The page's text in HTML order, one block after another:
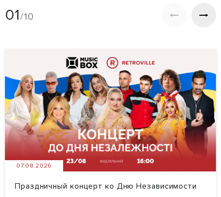
01/10
07.08.2026
Праздничный концерт ко Дню Независимости